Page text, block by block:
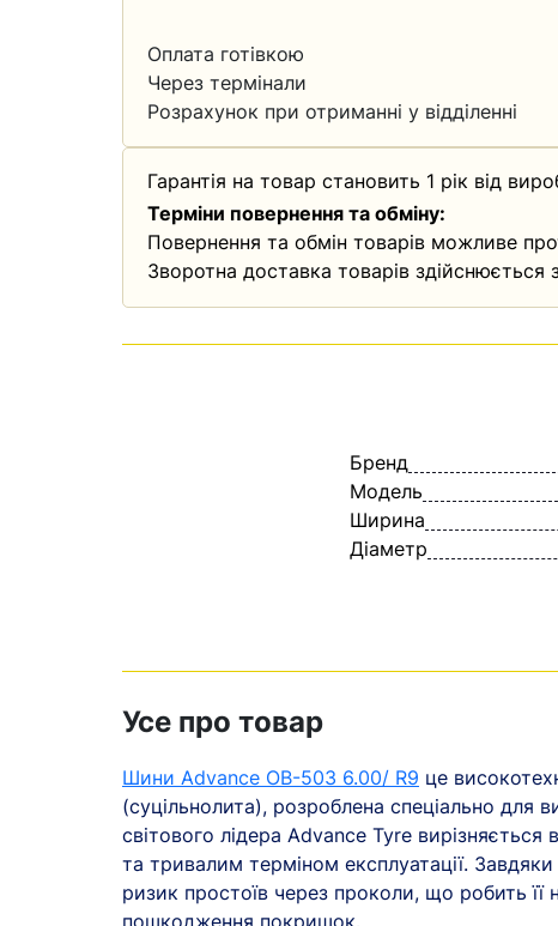
Оплата готівкою
Через термінали
Розрахунок при отриманні у відділенні
Гарантія на товар становить 1 рік від
Терміни повернення та обміну:
Повернення та обмін товарів можливе
Зворотна доставка товарів здійснюється
Бренд
Модель
Ширина
Діаметр
Усе про товар
Шини Advance OB-503 6.00/ R9 це
(суцільнолита), розроблена спеціально для
світового лідера Advance Tyre
та тривалим терміном експлуатації.
ризик простоїв через проколи, що робить
пошкодження покришок.